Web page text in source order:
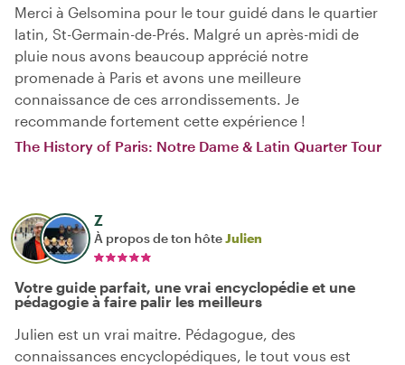
Merci à Gelsomina pour le tour guidé dans le quartier
latin, St-Germain-de-Prés. Malgré un après-midi de
pluie nous avons beaucoup apprécié notre
promenade à Paris et avons une meilleure
connaissance de ces arrondissements. Je
recommande fortement cette expérience !
The History of Paris: Notre Dame & Latin Quarter Tour
Z
À propos de ton hôteJulien
Votre guide parfait, une vrai encyclopédie et une
pédagogie à faire palir les meilleurs
Julien est un vrai maitre. Pédagogue, des
connaissances encyclopédiques, le tout vous est